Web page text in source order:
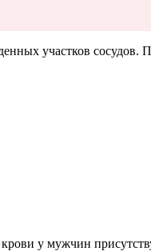
участков сосудов.
крови у мужчин